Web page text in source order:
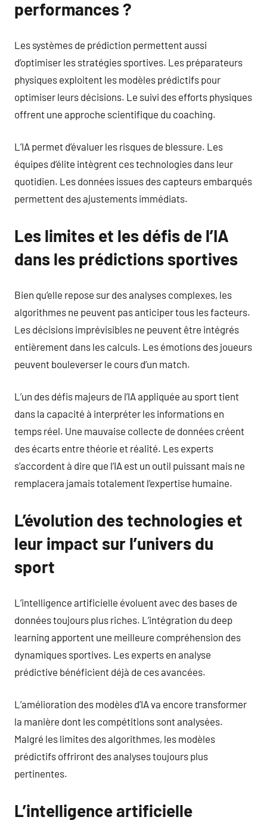
performances ?
Les systèmes de prédiction permettent aussi
d’optimiser les stratégies sportives. Les préparateurs
physiques exploitent les modèles prédictifs pour
optimiser leurs décisions. Le suivi des efforts physiques
offrent une approche scientifique du coaching.
L’IA permet d’évaluer les risques de blessure. Les
équipes d’élite intègrent ces technologies dans leur
quotidien. Les données issues des capteurs embarqués
permettent des ajustements immédiats.
Les limites et les défis de l’IA
dans les prédictions sportives
Bien qu’elle repose sur des analyses complexes, les
algorithmes ne peuvent pas anticiper tous les facteurs.
Les décisions imprévisibles ne peuvent être intégrés
entièrement dans les calculs. Les émotions des joueurs
peuvent bouleverser le cours d’un match.
L’un des défis majeurs de l’IA appliquée au sport tient
dans la capacité à interpréter les informations en
temps réel. Une mauvaise collecte de données créent
des écarts entre théorie et réalité. Les experts
s’accordent à dire que l’IA est un outil puissant mais ne
remplacera jamais totalement l’expertise humaine.
L’évolution des technologies et
leur impact sur l’univers du
sport
L’intelligence artificielle évoluent avec des bases de
données toujours plus riches. L’intégration du deep
learning apportent une meilleure compréhension des
dynamiques sportives. Les experts en analyse
prédictive bénéficient déjà de ces avancées.
L’amélioration des modèles d’IA va encore transformer
la manière dont les compétitions sont analysées.
Malgré les limites des algorithmes, les modèles
prédictifs offriront des analyses toujours plus
pertinentes.
L’intelligence artificielle